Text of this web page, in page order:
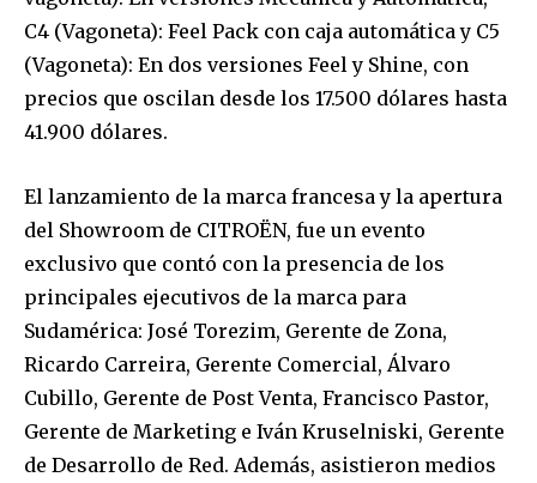
C4 (Vagoneta): Feel Pack con caja automática y C5
(Vagoneta): En dos versiones Feel y Shine, con
precios que oscilan desde los 17.500 dólares hasta
41.900 dólares.
El lanzamiento de la marca francesa y la apertura
del Showroom de CITROËN, fue un evento
exclusivo que contó con la presencia de los
principales ejecutivos de la marca para
Sudamérica: José Torezim, Gerente de Zona,
Ricardo Carreira, Gerente Comercial, Álvaro
Cubillo, Gerente de Post Venta, Francisco Pastor,
Gerente de Marketing e Iván Kruselniski, Gerente
de Desarrollo de Red. Además, asistieron medios